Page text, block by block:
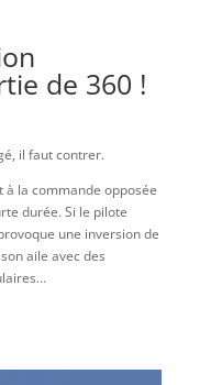
de 360 !
il faut contrer.
à la commande opposée
durée. Si le pilote
une inversion de
aile avec des